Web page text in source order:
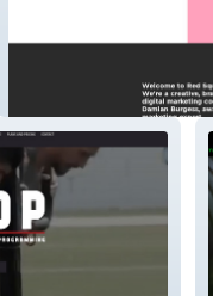
redsquirrelmarketing